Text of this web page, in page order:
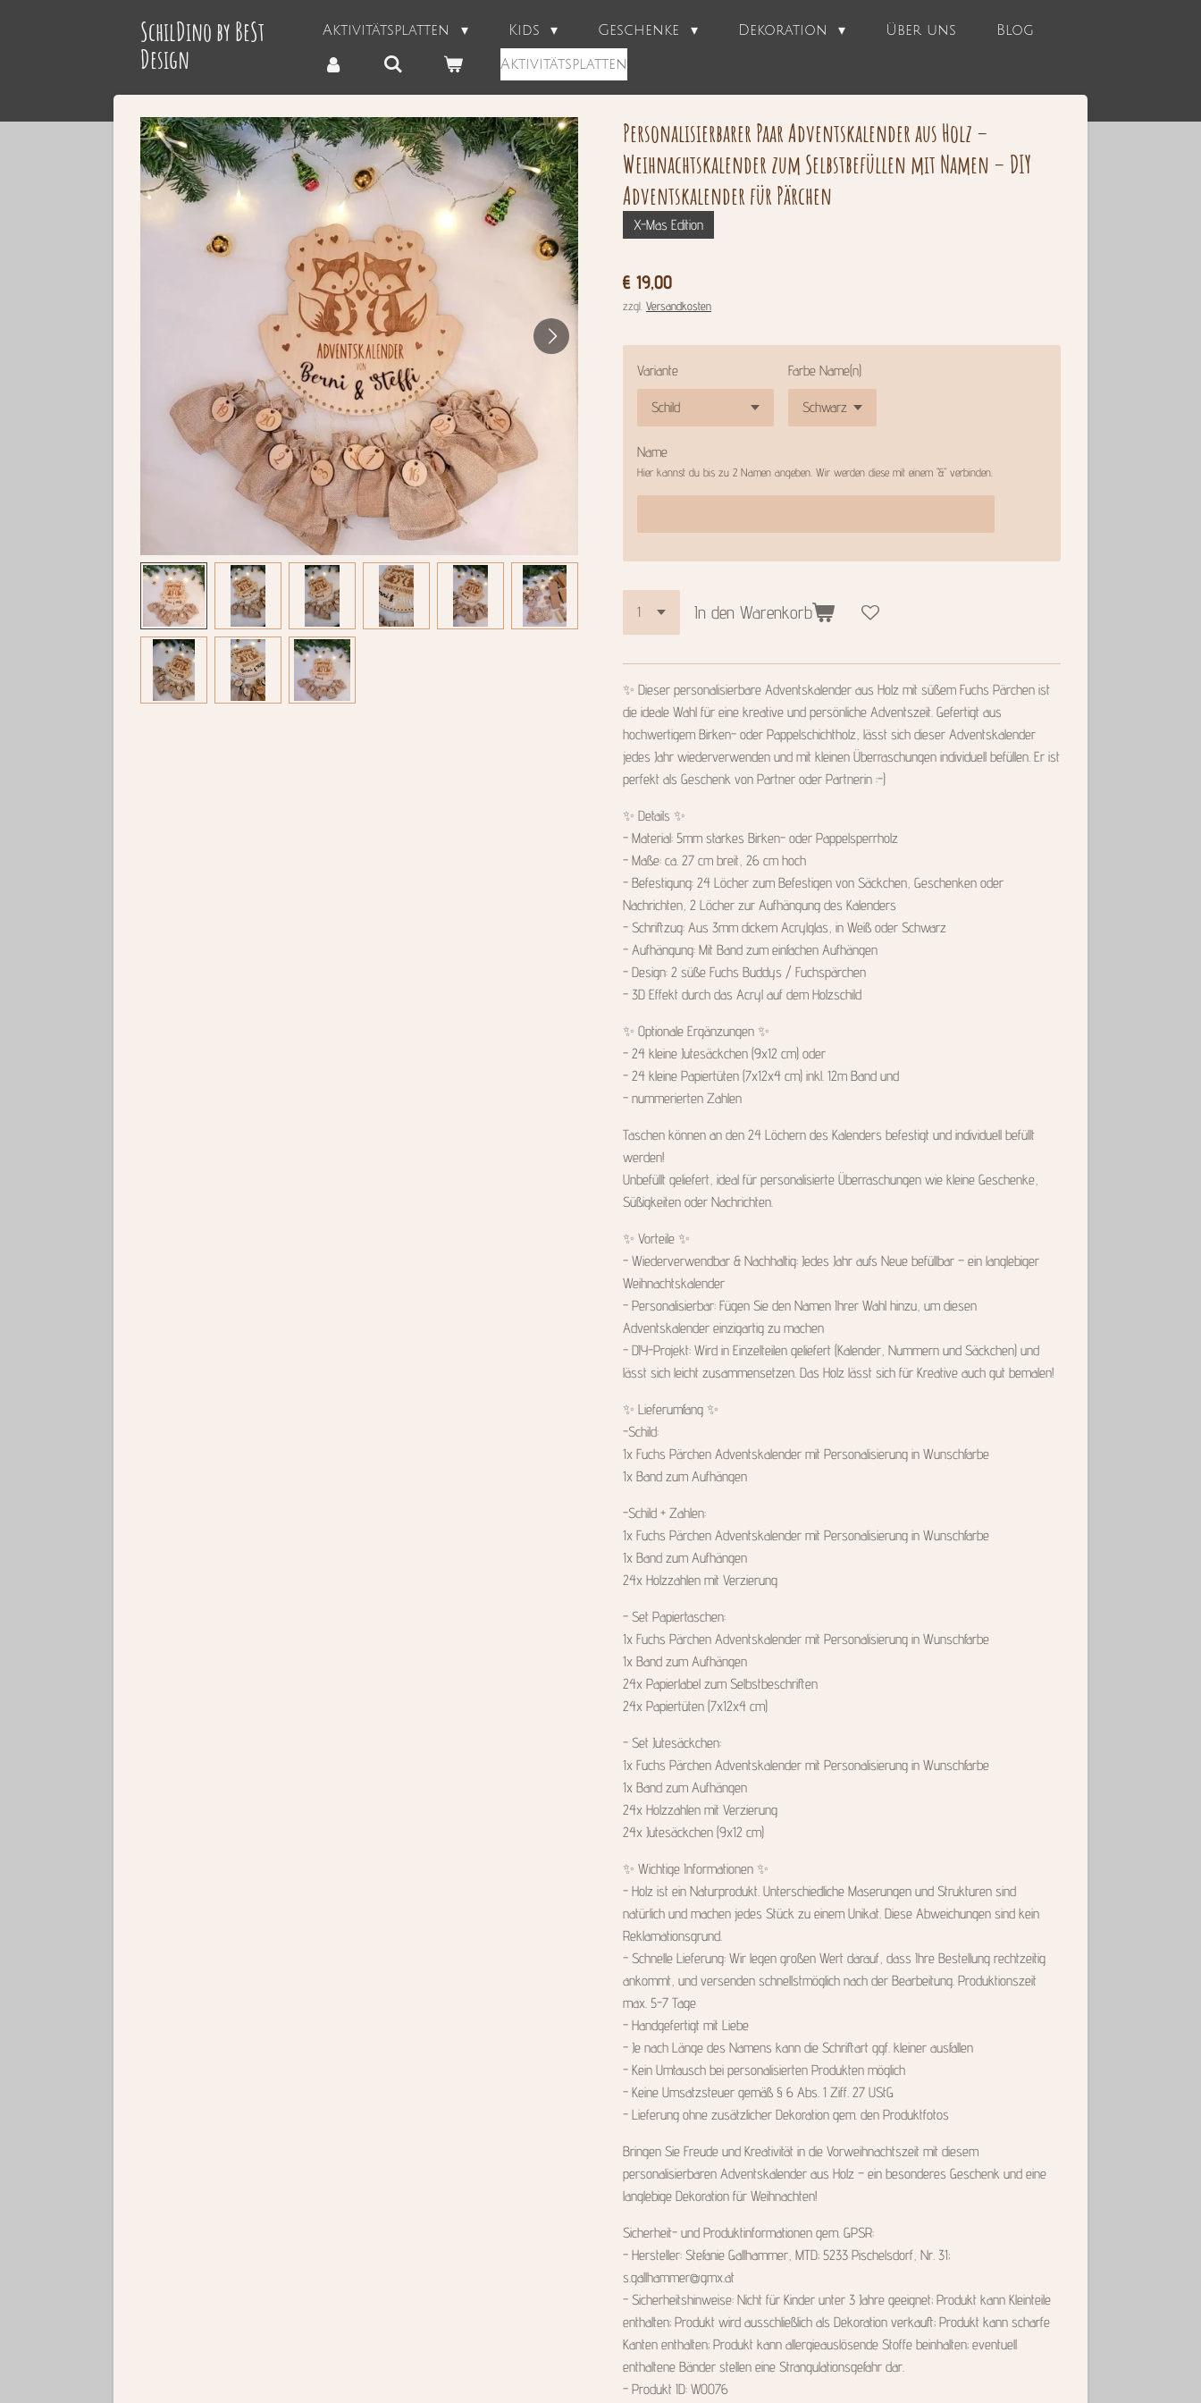
SchilDino by BeSt
Design
Aktivitätsplatten Kids Geschenke Dekoration Über uns Blog
Aktivitätsplatten
Personalisierbarer Paar Adventskalender aus Holz –
Weihnachtskalender zum Selbstbefüllen mit Namen – DIY
Adventskalender für Pärchen
X-Mas Edition
€ 19,00
zzgl. Versandkosten
Variante Farbe Name(n)
Name
Hier kannst du bis zu 2 Namen angeben. Wir werden diese mit einem "&" verbinden.
In den Warenkorb
✨️ Dieser personalisierbare Adventskalender aus Holz mit süßem Fuchs Pärchen ist
die ideale Wahl für eine kreative und persönliche Adventszeit. Gefertigt aus
hochwertigem Birken- oder Pappelschichtholz, lässt sich dieser Adventskalender
jedes Jahr wiederverwenden und mit kleinen Überraschungen individuell befüllen. Er ist
perfekt als Geschenk von Partner oder Partnerin :-)
✨️ Details ✨️
- Material: 5mm starkes Birken- oder Pappelsperrholz
- Maße: ca. 27 cm breit, 26 cm hoch
- Befestigung: 24 Löcher zum Befestigen von Säckchen, Geschenken oder
Nachrichten, 2 Löcher zur Aufhängung des Kalenders
- Schriftzug: Aus 3mm dickem Acrylglas, in Weiß oder Schwarz
- Aufhängung: Mit Band zum einfachen Aufhängen
- Design: 2 süße Fuchs Buddys / Fuchspärchen
- 3D Effekt durch das Acryl auf dem Holzschild
✨️ Optionale Ergänzungen ✨️
- 24 kleine Jutesäckchen (9x12 cm) oder
- 24 kleine Papiertüten (7x12x4 cm) inkl. 12m Band und
- nummerierten Zahlen
Taschen können an den 24 Löchern des Kalenders befestigt und individuell befüllt
werden!
Unbefüllt geliefert, ideal für personalisierte Überraschungen wie kleine Geschenke,
Süßigkeiten oder Nachrichten.
✨️ Vorteile ✨️
- Wiederverwendbar & Nachhaltig: Jedes Jahr aufs Neue befüllbar – ein langlebiger
Weihnachtskalender
- Personalisierbar: Fügen Sie den Namen Ihrer Wahl hinzu, um diesen
Adventskalender einzigartig zu machen
- DIY-Projekt: Wird in Einzelteilen geliefert (Kalender, Nummern und Säckchen) und
lässt sich leicht zusammensetzen. Das Holz lässt sich für Kreative auch gut bemalen!
✨️ Lieferumfang ✨️
-Schild:
1x Fuchs Pärchen Adventskalender mit Personalisierung in Wunschfarbe
1x Band zum Aufhängen
-Schild + Zahlen:
1x Fuchs Pärchen Adventskalender mit Personalisierung in Wunschfarbe
1x Band zum Aufhängen
24x Holzzahlen mit Verzierung
- Set Papiertaschen:
1x Fuchs Pärchen Adventskalender mit Personalisierung in Wunschfarbe
1x Band zum Aufhängen
24x Papierlabel zum Selbstbeschriften
24x Papiertüten (7x12x4 cm)
- Set Jutesäckchen:
1x Fuchs Pärchen Adventskalender mit Personalisierung in Wunschfarbe
1x Band zum Aufhängen
24x Holzzahlen mit Verzierung
24x Jutesäckchen (9x12 cm)
✨️ Wichtige Informationen ✨️
- Holz ist ein Naturprodukt. Unterschiedliche Maserungen und Strukturen sind
natürlich und machen jedes Stück zu einem Unikat. Diese Abweichungen sind kein
Reklamationsgrund.
- Schnelle Lieferung: Wir legen großen Wert darauf, dass Ihre Bestellung rechtzeitig
ankommt, und versenden schnellstmöglich nach der Bearbeitung. Produktionszeit
max. 5-7 Tage
- Handgefertigt mit Liebe
- Je nach Länge des Namens kann die Schriftart ggf. kleiner ausfallen
- Kein Umtausch bei personalisierten Produkten möglich
- Keine Umsatzsteuer gemäß § 6 Abs. 1 Ziff. 27 UStG
- Lieferung ohne zusätzlicher Dekoration gem. den Produktfotos
Bringen Sie Freude und Kreativität in die Vorweihnachtszeit mit diesem
personalisierbaren Adventskalender aus Holz – ein besonderes Geschenk und eine
langlebige Dekoration für Weihnachten!
Sicherheit- und Produktinformationen gem. GPSR:
- Hersteller: Stefanie Gallhammer, MTD; 5233 Pischelsdorf, Nr. 31;
s.gallhammer@gmx.at
- Sicherheitshinweise: Nicht für Kinder unter 3 Jahre geeignet; Produkt kann Kleinteile
enthalten; Produkt wird ausschließlich als Dekoration verkauft; Produkt kann scharfe
Kanten enthalten; Produkt kann allergieauslösende Stoffe beinhalten; eventuell
enthaltene Bänder stellen eine Strangulationsgefahr dar.
- Produkt ID: W0076